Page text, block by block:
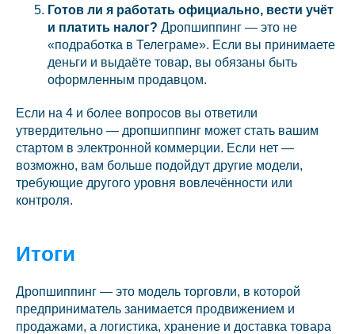
Готов ли я работать официально, вести учёт
и платить налог? Дропшиппинг — это не
«подработка в Телеграме». Если вы принимаете
деньги и выдаёте товар, вы обязаны быть
оформленным продавцом.
Если на 4 и более вопросов вы ответили
утвердительно — дропшиппинг может стать вашим
стартом в электронной коммерции. Если нет —
возможно, вам больше подойдут другие модели,
требующие другого уровня вовлечённости или
контроля.
Итоги
Дропшиппинг — это модель торговли, в которой
предприниматель занимается продвижением и
продажами, а логистика, хранение и доставка товара